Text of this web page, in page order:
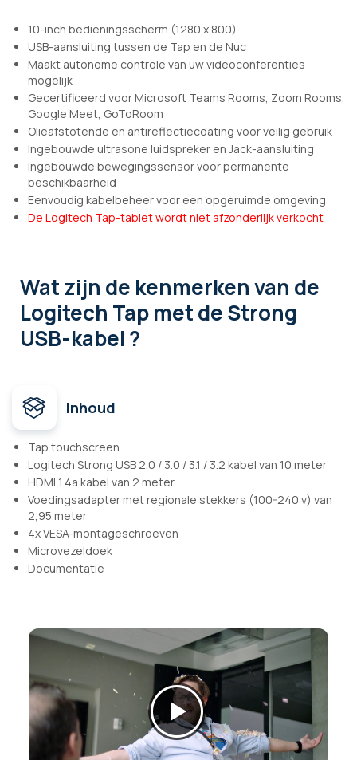
10-inch bedieningsscherm (1280 x 800)
USB-aansluiting tussen de Tap en de Nuc
Maakt autonome controle van uw videoconferenties
mogelijk
Gecertificeerd voor Microsoft Teams Rooms, Zoom Rooms,
Google Meet, GoToRoom
Olieafstotende en antireflectiecoating voor veilig gebruik
Ingebouwde ultrasone luidspreker en Jack-aansluiting
Ingebouwde bewegingssensor voor permanente
beschikbaarheid
Eenvoudig kabelbeheer voor een opgeruimde omgeving
De Logitech Tap-tablet wordt niet afzonderlijk verkocht
Wat zijn de kenmerkenvan de
Logitech Tap met de Strong
USB-kabel ?
Inhoud
Tap touchscreen
Logitech Strong USB 2.0 / 3.0 / 3.1 / 3.2 kabel van 10 meter
HDMI 1.4a kabel van 2 meter
Voedingsadapter met regionale stekkers (100-240 v) van
2,95 meter
4x VESA-montageschroeven
Microvezeldoek
Documentatie